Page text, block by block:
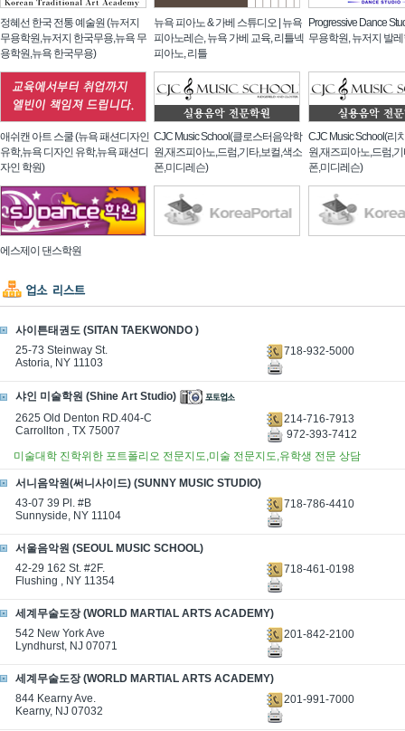
정혜선 한국 전통 예술원 (뉴저지
무용학원,뉴저지 한국무용,뉴욕 무
용학원,뉴욕 한국무용)
뉴욕 피아노 & 가베 스튜디오 | 뉴욕
피아노레슨, 뉴욕 가베 교육, 리틀넥
피아노, 리틀
Progressive Dance
무용학원, 뉴저지 발
애쉬캔 아트 스쿨 (뉴욕 패션디자인
유학,뉴욕 디자인 유학,뉴욕 패션디
자인 학원)
CJC Music School(클로스터음악학
원,재즈피아노,드럼,기타,보컬,색소
폰,미디레슨)
CJC Music School(리
원,재즈피아노,드럼,
폰,미디레슨)
에스제이 댄스학원
사이튼태권도 (SITAN TAEKWONDO )
25-73 Steinway St.
Astoria, NY 11103
718-932-5000
샤인 미술학원 (Shine Art Studio)
2625 Old Denton RD.404-C
Carrollton , TX 75007
214-716-7913
972-393-7412
미술대학 진학위한 포트폴리오 전문지도,미술 전문지도,유학생 전문 상담
서니음악원(써니사이드) (SUNNY MUSIC STUDIO)
43-07 39 Pl. #B
Sunnyside, NY 11104
718-786-4410
서울음악원 (SEOUL MUSIC SCHOOL)
42-29 162 St. #2F.
Flushing , NY 11354
718-461-0198
세계무술도장 (WORLD MARTIAL ARTS ACADEMY)
542 New York Ave
Lyndhurst, NJ 07071
201-842-2100
세계무술도장 (WORLD MARTIAL ARTS ACADEMY)
844 Kearny Ave.
Kearny, NJ 07032
201-991-7000